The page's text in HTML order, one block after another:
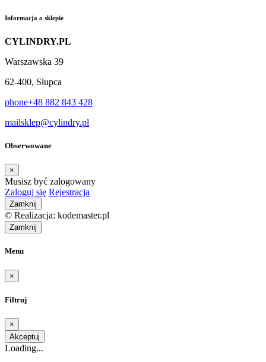
Informacja o sklepie
CYLINDRY.PL
Warszawska 39
62-400, Słupca
phone+48 882 843 428
mailsklep@cylindry.pl
Obserwowane
×
Musisz być zalogowany
Zaloguj się Rejestracja
Zamknij
© Realizacja: kodemaster.pl
Zamknij
Menu
×
Filtruj
×
Akceptuj
Loading...